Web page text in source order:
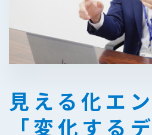
見える化エ
「変化する